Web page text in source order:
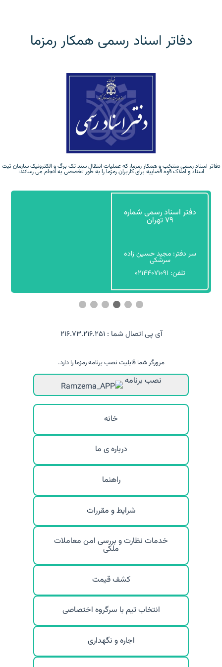
دفاتر اسناد رسمی همکار رمزما
دفاتر اسناد رسمی منتخب و همکار رمزما، که عملیات انتقال سند تک برگ و الکترونیک سازمان ثبت
اسناد و املاک قوه قضاییه برای کاربران رمزما را به طور تخصصی به انجام می رسانند:
دفتر اسناد رسمی شماره
204 فردیس
سر دفتر: داود امجدی
آی پی اتصال شما : 216.73.216.251
مرورگر شما قابلیت نصب برنامه رمزما را دارد.
نصب برنامه
خانه
درباره ی ما
راهنما
شرایط و مقررات
خدمات نظارت و بررسی امن معاملات
ملکی
کشف قیمت
انتخاب تیم با سرگروه اختصاصی
اجاره و نگهداری